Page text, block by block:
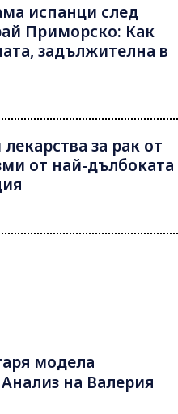
испанци след
Приморско: Как
задължителна в
за рак от
от най-дълбоката
модела
Анализ на Валерия